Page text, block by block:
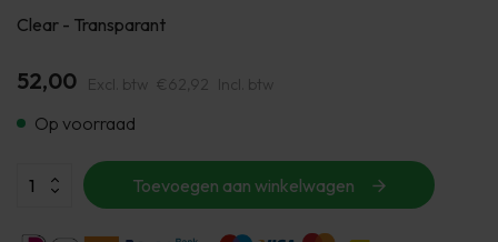
Clear - Transparant
52,00 Excl. btw €62,92 Incl. btw
Op voorraad
Toevoegen aan winkelwagen